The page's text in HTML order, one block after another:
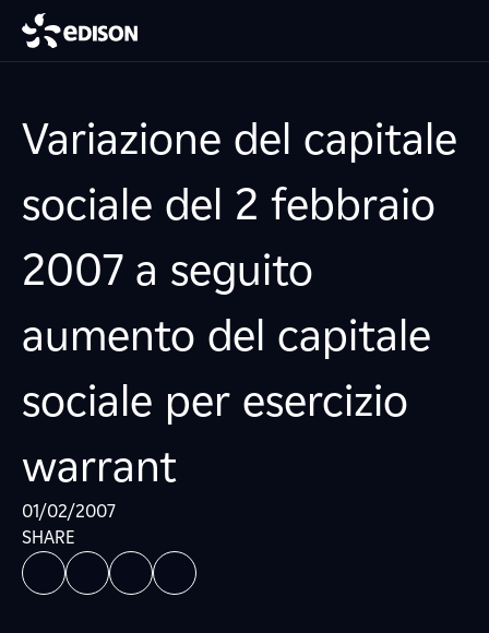
Variazione del capitale
sociale del 2 febbraio
2007 a seguito
aumento del capitale
sociale per esercizio
warrant
01/02/2007
SHARE